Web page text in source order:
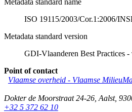
ISO 19115/2003/Cor.1:2006/
Metadata standard version
GDI-Vlaanderen Best Practices -
Point of contact
Vlaamse overheid - Vlaamse
Dokter de Moorstraat 24-26 Aalst,
+32 5 372 62 10